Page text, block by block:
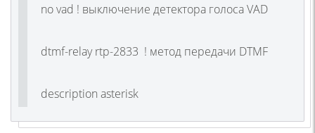
no vad ! выключение детектора голоса VAD
dtmf-relay rtp-2833 ! метод передачи DTMF
description asterisk